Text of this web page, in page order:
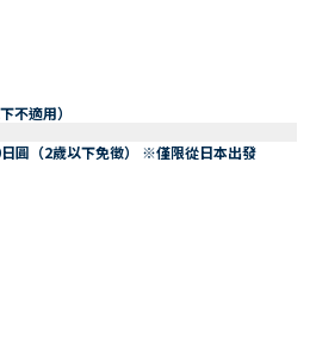
不適用）
圓（2歲以下免徵） ※僅限從日本出發